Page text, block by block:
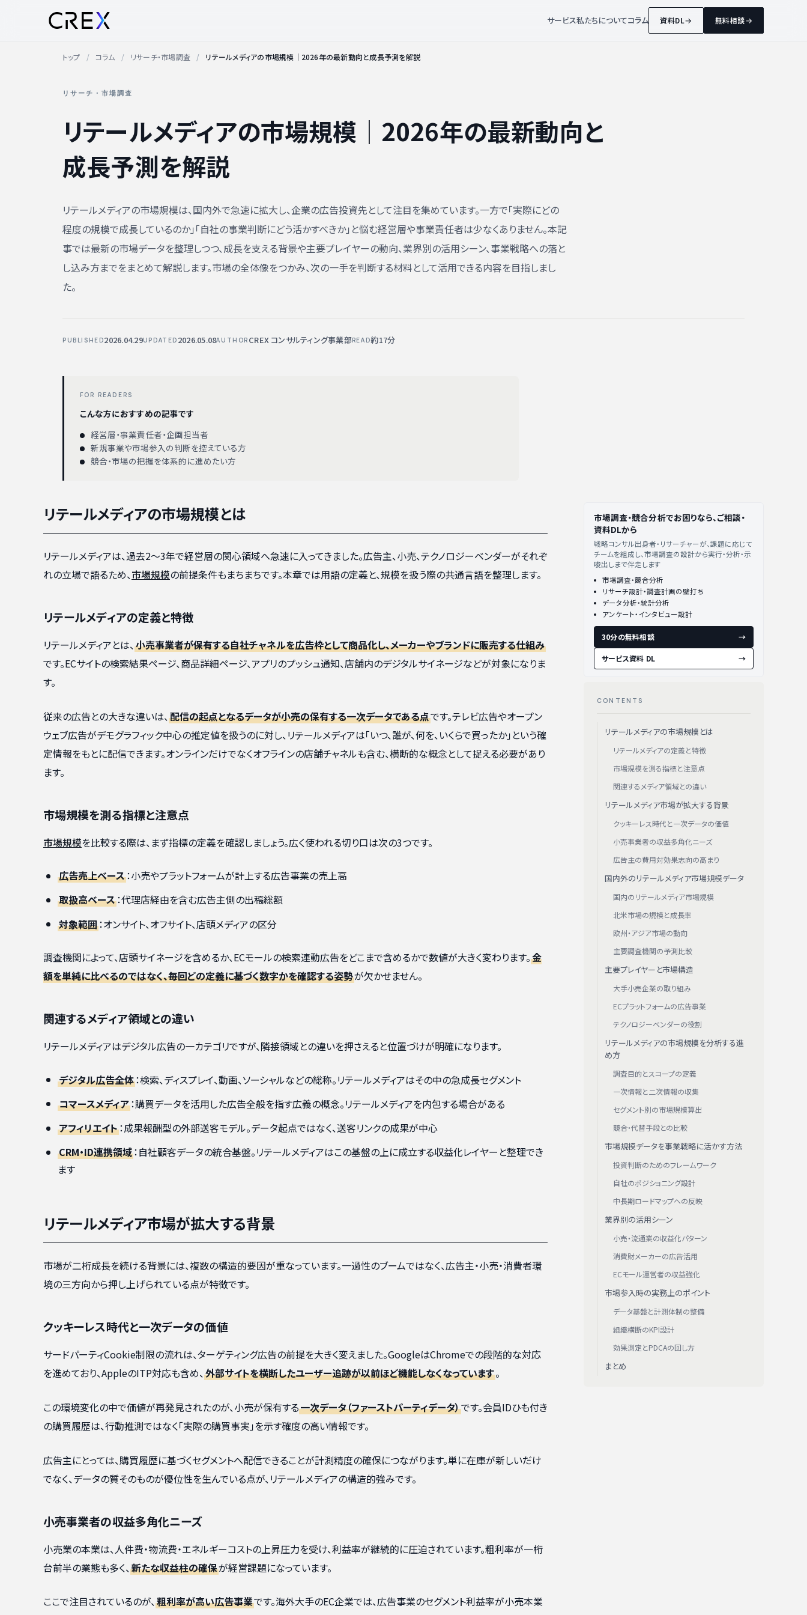
サービス私たちについてコラム 資料DL 無料相談
トップ コラム リサーチ・市場調査 リテールメディアの市場規模｜2026年の最新動向と成長予測を解説
リサーチ・市場調査
リテールメディアの市場規模｜2026年の最新動向と
成長予測を解説
リテールメディアの市場規模は、国内外で急速に拡大し、企業の広告投資先として注目を集めています。一方で「実際にどの
程度の規模で成長しているのか」「自社の事業判断にどう活かすべきか」と悩む経営層や事業責任者は少なくありません。本記
事では最新の市場データを整理しつつ、成長を支える背景や主要プレイヤーの動向、業界別の活用シーン、事業戦略への落と
し込み方までをまとめて解説します。市場の全体像をつかみ、次の一手を判断する材料として活用できる内容を目指しまし
た。
PUBLISHED2026.04.29UPDATED 2026.05.08AUTHOR CREX コンサルティング事業部READ約17分
FOR READERS
こんな方におすすめの記事です
経営層・事業責任者・企画担当者
新規事業や市場参入の判断を控えている方
競合・市場の把握を体系的に進めたい方
リテールメディアの市場規模とは
リテールメディアは、過去2〜3年で経営層の関心領域へ急速に入ってきました。広告主、小売、テクノロジーベンダーがそれぞ
れの立場で語るため、市場規模の前提条件もまちまちです。本章では用語の定義と、規模を扱う際の共通言語を整理します。
リテールメディアの定義と特徴
リテールメディアとは、小売事業者が保有する自社チャネルを広告枠として商品化し、メーカーやブランドに販売する仕組み
です。ECサイトの検索結果ページ、商品詳細ページ、アプリのプッシュ通知、店舗内のデジタルサイネージなどが対象になりま
す。
従来の広告との大きな違いは、 配信の起点となるデータが小売の保有する一次データである点です。テレビ広告やオープン
ウェブ広告がデモグラフィック中心の推定値を扱うのに対し、リテールメディアは「いつ、誰が、何を、いくらで買ったか」という確
定情報をもとに配信できます。オンラインだけでなくオフラインの店舗チャネルも含む、横断的な概念として捉える必要があり
ます。
市場規模を測る指標と注意点
市場規模を比較する際は、まず指標の定義を確認しましょう。広く使われる切り口は次の3つです。
広告売上ベース：小売やプラットフォームが計上する広告事業の売上高
取扱高ベース：代理店経由を含む広告主側の出稿総額
対象範囲：オンサイト、オフサイト、店頭メディアの区分
調査機関によって、店頭サイネージを含めるか、ECモールの検索連動広告をどこまで含めるかで数値が大きく変わります。金
額を単純に比べるのではなく、毎回どの定義に基づく数字かを確認する姿勢が欠かせません。
関連するメディア領域との違い
リテールメディアはデジタル広告の一カテゴリですが、隣接領域との違いを押さえると位置づけが明確になります。
デジタル広告全体：検索、ディスプレイ、動画、ソーシャルなどの総称。リテールメディアはその中の急成長セグメント
コマースメディア：購買データを活用した広告全般を指す広義の概念。リテールメディアを内包する場合がある
アフィリエイト：成果報酬型の外部送客モデル。データ起点ではなく、送客リンクの成果が中心
CRM・ID連携領域：自社顧客データの統合基盤。リテールメディアはこの基盤の上に成立する収益化レイヤーと整理でき
ます
リテールメディア市場が拡大する背景
市場が二桁成長を続ける背景には、複数の構造的要因が重なっています。一過性のブームではなく、広告主・小売・消費者環
境の三方向から押し上げられている点が特徴です。
クッキーレス時代と一次データの価値
サードパーティCookie制限の流れは、ターゲティング広告の前提を大きく変えました。GoogleはChromeでの段階的な対応
を進めており、AppleのITP対応も含め、外部サイトを横断したユーザー追跡が以前ほど機能しなくなっています。
この環境変化の中で価値が再発見されたのが、小売が保有する一次データ（ファーストパーティデータ）です。会員IDひも付き
の購買履歴は、行動推測ではなく「実際の購買事実」を示す確度の高い情報です。
広告主にとっては、購買履歴に基づくセグメントへ配信できることが計測精度の確保につながります。単に在庫が新しいだけ
でなく、データの質そのものが優位性を生んでいる点が、リテールメディアの構造的強みです。
小売事業者の収益多角化ニーズ
小売業の本業は、人件費・物流費・エネルギーコストの上昇圧力を受け、利益率が継続的に圧迫されています。粗利率が一桁
台前半の業態も多く、 新たな収益柱の確保が経営課題になっています。
ここで注目されているのが、粗利率が高い広告事業です。海外大手のEC企業では、広告事業のセグメント利益率が小売本業
市場調査・競合分析でお困りなら、ご相談・
資料DLから
戦略コンサル出身者・リサーチャーが、課題に応じて
チームを組成し、市場調査の設計から実行・分析・示
唆出しまで伴走します
市場調査・競合分析
リサーチ設計・調査計画の壁打ち
データ分析・統計分析
アンケート・インタビュー設計
30分の無料相談 →
サービス資料 DL →
CONTENTS
リテールメディアの市場規模とは
リテールメディアの定義と特徴
市場規模を測る指標と注意点
関連するメディア領域との違い
リテールメディア市場が拡大する背景
クッキーレス時代と一次データの価値
小売事業者の収益多角化ニーズ
広告主の費用対効果志向の高まり
国内外のリテールメディア市場規模データ
国内のリテールメディア市場規模
北米市場の規模と成長率
欧州・アジア市場の動向
主要調査機関の予測比較
主要プレイヤーと市場構造
大手小売企業の取り組み
ECプラットフォームの広告事業
テクノロジーベンダーの役割
リテールメディアの市場規模を分析する進
め方
調査目的とスコープの定義
一次情報と二次情報の収集
セグメント別の市場規模算出
競合・代替手段との比較
市場規模データを事業戦略に活かす方法
投資判断のためのフレームワーク
自社のポジショニング設計
中長期ロードマップへの反映
業界別の活用シーン
小売・流通業の収益化パターン
消費財メーカーの広告活用
ECモール運営者の収益強化
市場参入時の実務上のポイント
データ基盤と計測体制の整備
組織横断のKPI設計
効果測定とPDCAの回し方
まとめ